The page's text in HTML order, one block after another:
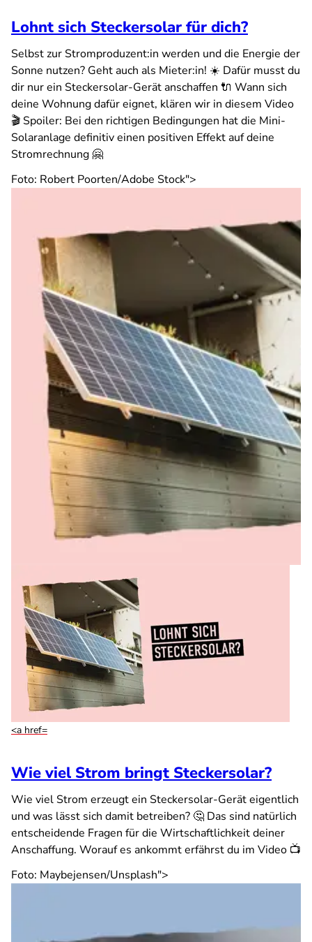
Lohnt sich Steckersolar für dich?
Selbst zur Stromproduzent:in werden und die Energie der
Sonne nutzen? Geht auch als Mieter:in! ☀️ Dafür musst du
dir nur ein Steckersolar-Gerät anschaffen 🔌 Wann sich
deine Wohnung dafür eignet, klären wir in diesem Video
🎬 Spoiler: Bei den richtigen Bedingungen hat die Mini-
Solaranlage definitiv einen positiven Effekt auf deine
Stromrechnung 🤗
Foto: Robert Poorten/Adobe Stock">
<a href=
Wie viel Strom bringt Steckersolar?
Wie viel Strom erzeugt ein Steckersolar-Gerät eigentlich
und was lässt sich damit betreiben? 🤔 Das sind natürlich
entscheidende Fragen für die Wirtschaftlichkeit deiner
Anschaffung. Worauf es ankommt erfährst du im Video 📺
Foto: Maybejensen/Unsplash">